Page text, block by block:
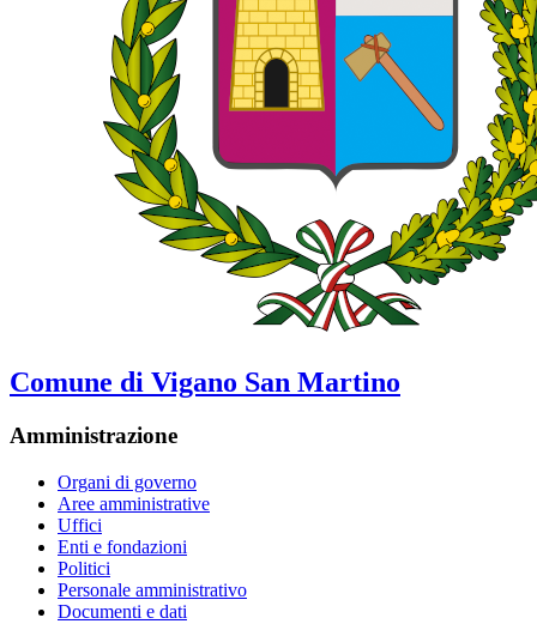
Comune di Vigano San Martino
Amministrazione
Organi di governo
Aree amministrative
Uffici
Enti e fondazioni
Politici
Personale amministrativo
Documenti e dati